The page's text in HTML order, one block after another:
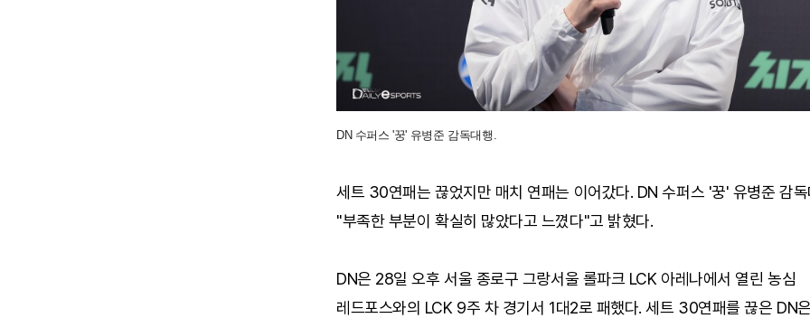
DN 수퍼스 '꿍' 유병준 감독대행.
세트 30연패는 끊었지만 매치 연패는 이어갔다. DN 수퍼스 '꿍' 유병준 감
"부족한 부분이 확실히 많았다고 느꼈다"고 밝혔다.
DN은 28일 오후 서울 종로구 그랑서울 롤파크 LCK 아레나에서 열린 농심
레드포스와의 LCK 9주 차 경기서 1대2로 패했다. 세트 30연패를 끊은 DN